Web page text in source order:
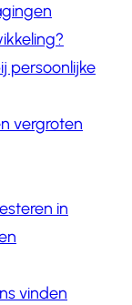
persoonlijke
vergroten
in
vinden